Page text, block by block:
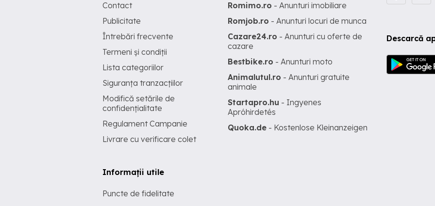
Descarcă
Contact
Publicitate
Întrebări frecvente
Termeni și condiții
Lista categoriilor
Siguranța tranzacțiilor
Modifică setările de
confidențialitate
Regulament Campanie
Livrare cu verificare colet
Informații utile
Puncte de fidelitate
Romimo.ro - Anunturi imobiliare
Romjob.ro - Anunturi locuri de munca
Cazare24.ro - Anunturi cu oferte de
cazare
Bestbike.ro - Anunturi moto
Animalutul.ro - Anunturi gratuite
animale
Startapro.hu - Ingyenes
Apróhirdetés
Quoka.de - Kostenlose Kleinanzeigen